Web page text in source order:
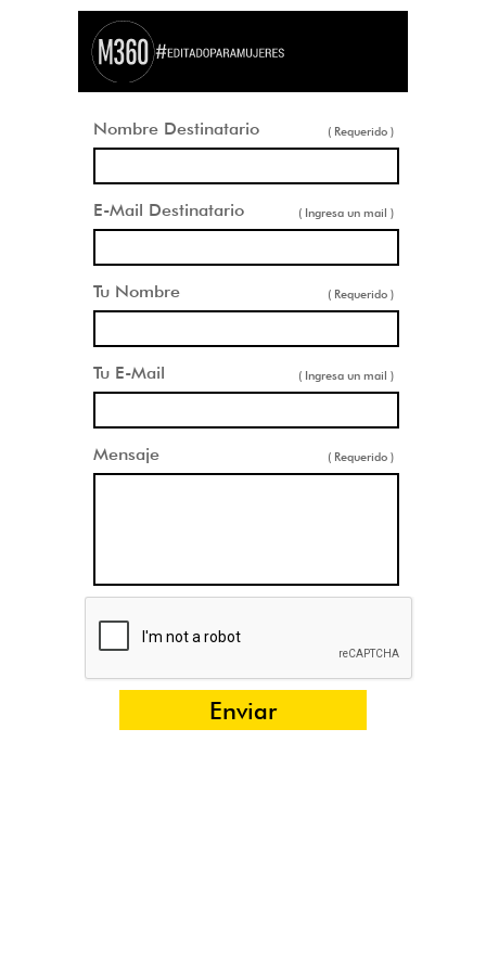
Nombre Destinatario ( Requerido )
E-Mail Destinatario ( Ingresa un mail )
Tu Nombre ( Requerido )
Tu E-Mail ( Ingresa un mail )
Mensaje ( Requerido )